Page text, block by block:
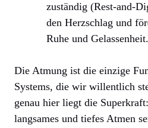
zuständig (Rest-and-
den Herzschlag und
Ruhe und Gelassenheit.
Die Atmung ist die einzige
Systems, die wir willentlich
genau hier liegt die
langsames und tiefes Atmen